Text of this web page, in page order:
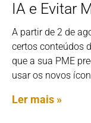
IA e Evitar
A partir de 2 de
certos conteúdos
que a sua PME
usar os novos
Ler mais »